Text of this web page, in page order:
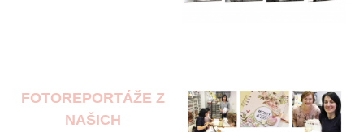
FOTOREPORTÁŽE Z
NAŠICH